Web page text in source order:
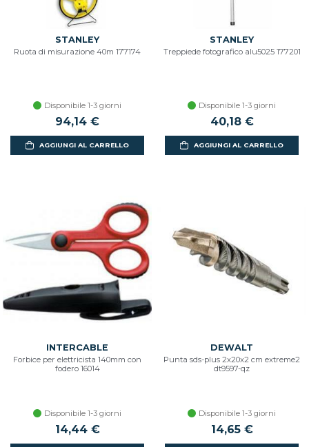
STANLEY
Ruota di misurazione 40m 177174
Disponibile 1-3 giorni
94,14 €
AGGIUNGI AL CARRELLO
STANLEY
Treppiede fotografico alu5025 177201
Disponibile 1-3 giorni
40,18 €
AGGIUNGI AL CARRELLO
INTERCABLE
Forbice per elettricista 140mm con
fodero 16014
Disponibile 1-3 giorni
14,44 €
DEWALT
Punta sds-plus 2x20x2 cm extreme2
dt9597-qz
Disponibile 1-3 giorni
14,65 €